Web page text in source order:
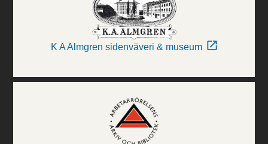
K A Almgren sidenväveri & museum